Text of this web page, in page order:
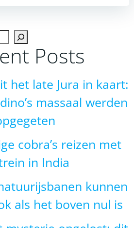
navigation
Posts
het late Jura in kaart:
massaal werden
cobra’s reizen met
in India
kunnen
als het boven nul is